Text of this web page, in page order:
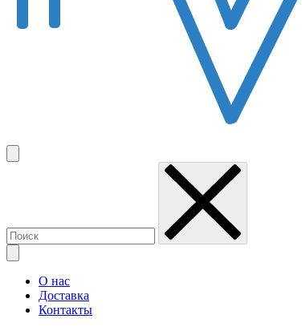
О нас
Доставка
Контакты